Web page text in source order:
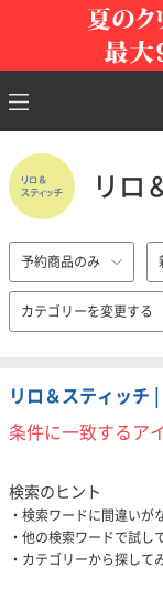
リロ
予約商品のみ
カテゴリーを変更する
リロ＆スティッチ
条件に一致するア
検索のヒント
検索ワードに間違いが
他の検索ワードで試し
カテゴリーから探して